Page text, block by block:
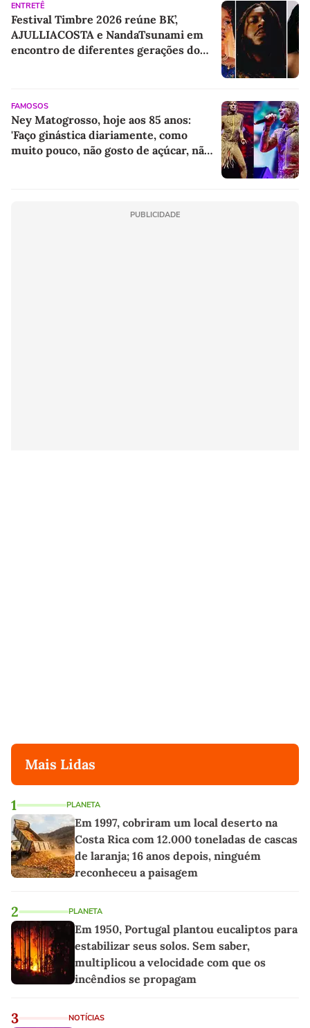
ENTRETÊ
Festival Timbre 2026 reúne BK’,
AJULLIACOSTA e NandaTsunami em
encontro de diferentes gerações do
FAMOSOS
Ney Matogrosso, hoje aos 85 anos:
'Faço ginástica diariamente, como
muito pouco, não gosto de açúcar, não
PUBLICIDADE
Mais Lidas
1 PLANETA
Em 1997, cobriram um local deserto na
Costa Rica com 12.000 toneladas de cascas
de laranja; 16 anos depois, ninguém
reconheceu a paisagem
2 PLANETA
Em 1950, Portugal plantou eucaliptos para
estabilizar seus solos. Sem saber,
multiplicou a velocidade com que os
incêndios se propagam
3 NOTÍCIAS